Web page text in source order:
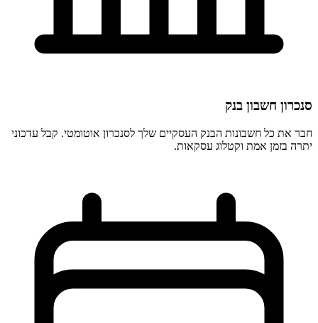
סנכרון חשבון בנק
חבר את כל חשבונות הבנק העסקיים שלך לסנכרון אוטומטי. קבל עדכוני
יתרה בזמן אמת וקטלוג עסקאות.